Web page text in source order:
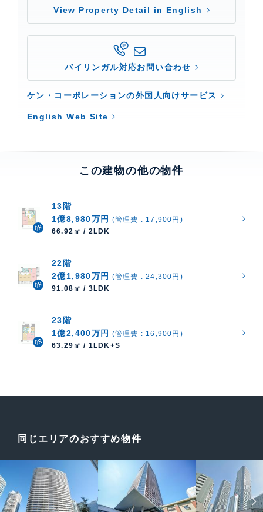
View Property Detail in English
バイリンガル対応お問い合わせ
ケン・コーポレーションの外国人向けサービス
English Web Site
この建物の他の物件
13階
1億8,980万円 (管理費 : 17,900円)
66.92㎡ / 2LDK
22階
2億1,980万円 (管理費 : 24,300円)
91.08㎡ / 3LDK
23階
1億2,400万円 (管理費 : 16,900円)
63.29㎡ / 1LDK+S
同じエリアのおすすめ物件